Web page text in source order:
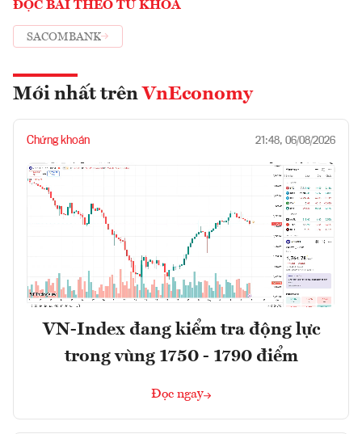
ĐỌC BÀI THEO TỪ KHOÁ
SACOMBANK
Mới nhất trên VnEconomy
Chứng khoán 21:48, 06/08/2026
VN-Index đang kiểm tra động lực
trong vùng 1750 - 1790 điểm
Đọc ngay